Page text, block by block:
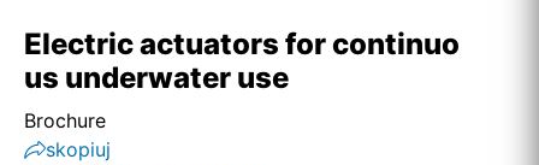
Electric actuators for continuo
us underwater use
Brochure
skopiuj